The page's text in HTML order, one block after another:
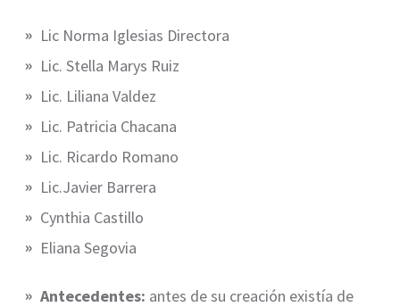
Lic Norma Iglesias Directora
Lic. Stella Marys Ruiz
Lic. Liliana Valdez
Lic. Patricia Chacana
Lic. Ricardo Romano
Lic.Javier Barrera
Cynthia Castillo
Eliana Segovia
Antecedentes: antes de su creación existía de